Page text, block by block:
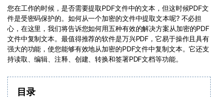
帮助中心
客服热线：4000-300624
万兴PDF 安卓版
万兴PDF iOS版
PDF开发工具
PDF合并工具
PDF转换器
PDF加密
PDF签名
企业采购
经销商招募
产品支持
用户指南
常见问题
产品信息
登录 立即购买
您在工作的时候，是否需要提取PDF文件中的文本，但这时候PDF文
件是受密码保护的。如何从一个加密的文件中提取文本呢? 不必担
心，在这里，我们将告诉您如何用五种有效的解决方案从加密的PDF
文件中复制文本。最值得推荐的软件是万兴PDF，它易于操作且具有
强大的功能，使您能够有效地从加密的PDF文件中复制文本。它还支
持读取、编辑、注释、创建、转换和签署PDF文档等功能。
目录